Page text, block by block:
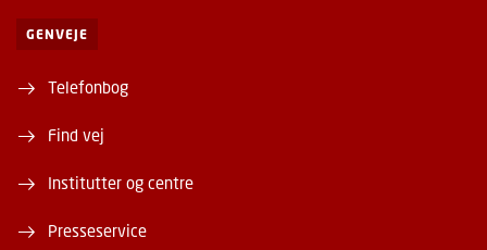
GENVEJE
Telefonbog
Find vej
Institutter og centre
Presseservice